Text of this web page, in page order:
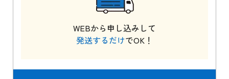
WEBから申し込みして
発送するだけでOK！